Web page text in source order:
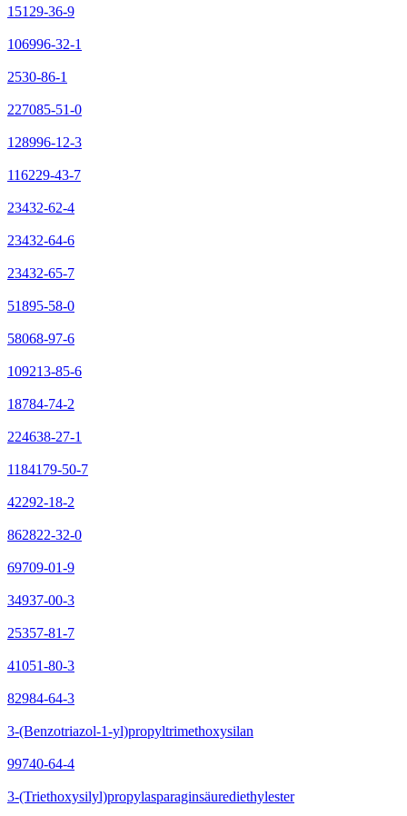
15129-36-9
106996-32-1
2530-86-1
227085-51-0
128996-12-3
116229-43-7
23432-62-4
23432-64-6
23432-65-7
51895-58-0
58068-97-6
109213-85-6
18784-74-2
224638-27-1
1184179-50-7
42292-18-2
862822-32-0
69709-01-9
34937-00-3
25357-81-7
41051-80-3
82984-64-3
3-(Benzotriazol-1-yl)propyltrimethoxysilan
99740-64-4
3-(Triethoxysilyl)propylasparaginsäurediethylester